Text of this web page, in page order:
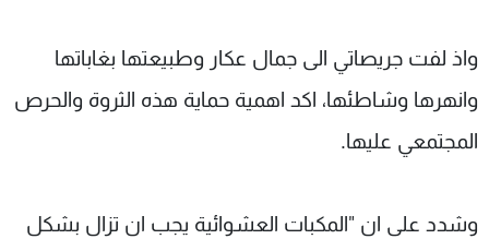
واذ لفت جريصاتي الى جمال عكار وطبيعتها بغاباتها
وانهرها وشاطئها، اكد اهمية حماية هذه الثروة والحرص
المجتمعي عليها.
وشدد على ان "المكبات العشوائية يجب ان تزال بشكل